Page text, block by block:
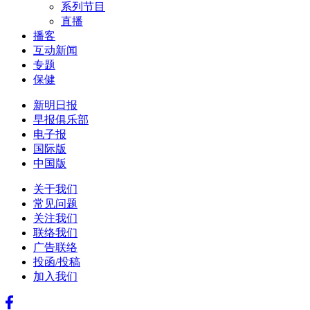
系列节目
直播
播客
互动新闻
专题
保健
新明日报
早报俱乐部
电子报
国际版
中国版
关于我们
常见问题
关注我们
联络我们
广告联络
投函/投稿
加入我们